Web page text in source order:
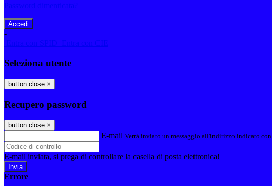
Password dimenticata?
-
Entra con SPID
Entra con CIE
Seleziona utente
button close ×
Recupero password
button close ×
E-mail Verrà inviato un messaggio all'indirizzo indicato
E-mail inviata, si prega di controllare la casella di posta elettronica!
Errore